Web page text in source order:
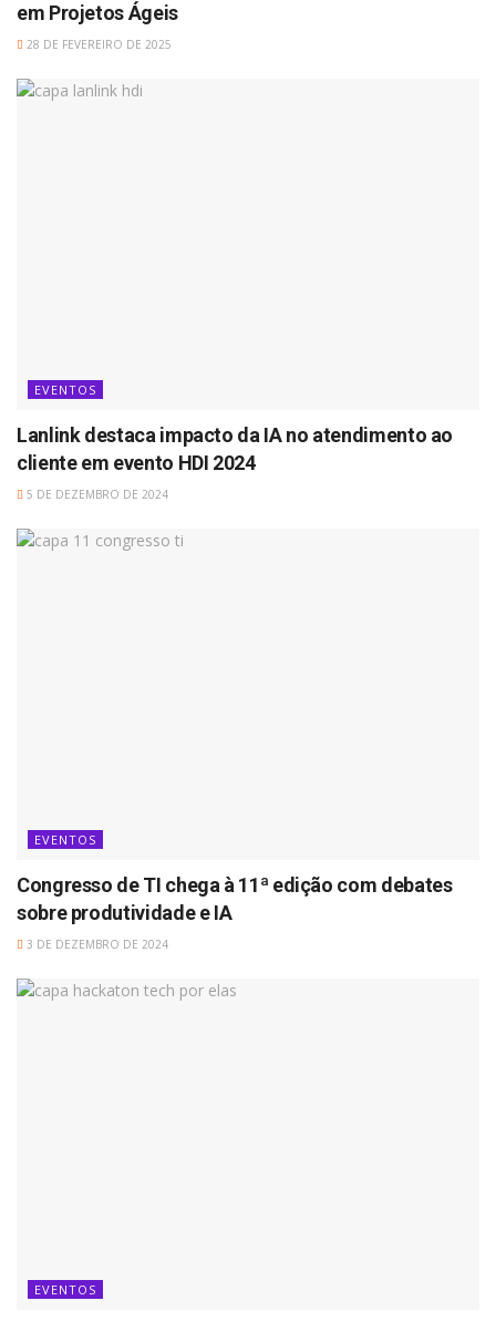
em Projetos Ágeis
28 DE FEVEREIRO DE 2025
EVENTOS
Lanlink destaca impacto da IA no atendimento ao
cliente em evento HDI 2024
5 DE DEZEMBRO DE 2024
EVENTOS
Congresso de TI chega à 11ª edição com debates
sobre produtividade e IA
3 DE DEZEMBRO DE 2024
EVENTOS